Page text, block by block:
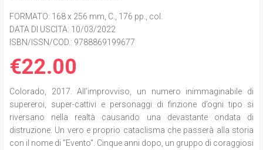
FORMATO: 168 x 256 mm, C., 176 pp., col.
DATA DI USCITA: 10/03/2022
ISBN/ISSN/COD.: 9788869199677
€22.00
Colorado, 2017. All’improvviso, un numero inimmaginabile di
supereroi, super-cattivi e personaggi di finzione d’ogni tipo si
riversano nella realtà causando una devastante ondata di
distruzione. Un vero e proprio cataclisma che passerà alla storia
con il nome di "Evento". Cinque anni dopo, un gruppo di coraggiosi